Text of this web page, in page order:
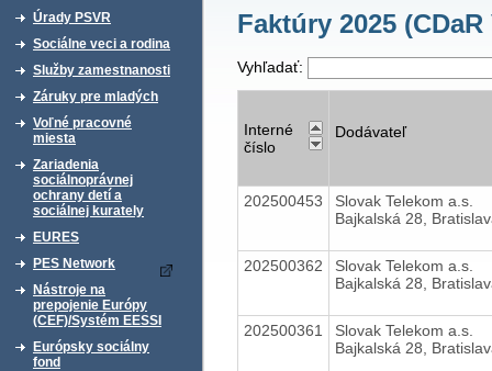
Úrady PSVR
Sociálne veci a rodina
Služby zamestnanosti
Záruky pre mladých
Voľné pracovné
miesta
Zariadenia
sociálnoprávnej
ochrany detí a
sociálnej kurately
EURES
PES Network
Nástroje na
prepojenie Európy
(CEF)/Systém EESSI
Európsky sociálny
fond
Faktúry 2025
Vyhľadať:
Interné
číslo
Dodávateľ
202500453
Slovak Telekom a.s.
Bajkalská 28,
202500362
Slovak Telekom a.s.
Bajkalská 28,
202500361
Slovak Telekom a.s.
Bajkalská 28,